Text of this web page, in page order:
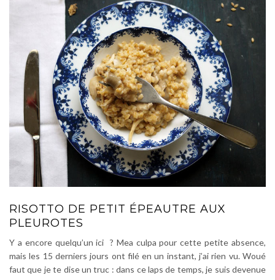
RISOTTO DE PETIT ÉPEAUTRE AUX
PLEUROTES
Y a encore quelqu’un ici ? Mea culpa pour cette petite absence,
mais les 15 derniers jours ont filé en un instant, j’ai rien vu. Woué
faut que je te dise un truc : dans ce laps de temps, je suis devenue